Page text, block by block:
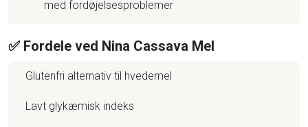
med fordøjelsesproblemer
✅ Fordele ved Nina Cassava Mel
Glutenfri alternativ til hvedemel
Lavt glykæmisk indeks